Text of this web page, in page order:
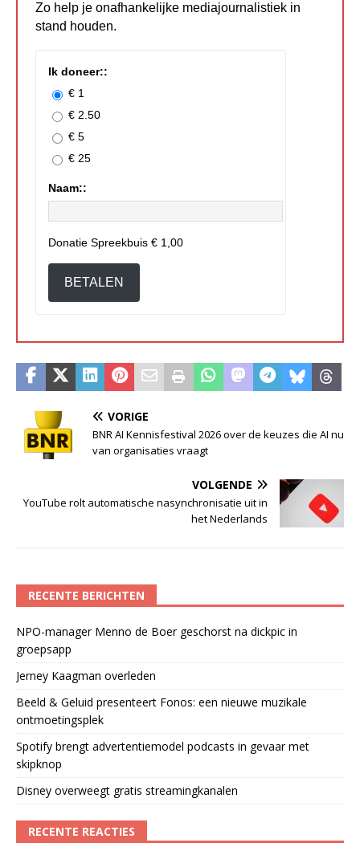
Zo help je onafhankelijke mediajournalistiek in
stand houden.
Ik doneer::
€ 1
€ 2.50
€ 5
€ 25
Naam::
Donatie Spreekbuis € 1,00
BETALEN
VORIGE
BNR AI Kennisfestival 2026 over de keuzes die AI nu
van organisaties vraagt
VOLGENDE
YouTube rolt automatische nasynchronisatie uit in
het Nederlands
RECENTE BERICHTEN
NPO-manager Menno de Boer geschorst na dickpic in
groepsapp
Jerney Kaagman overleden
Beeld & Geluid presenteert Fonos: een nieuwe muzikale
ontmoetingsplek
Spotify brengt advertentiemodel podcasts in gevaar met
skipknop
Disney overweegt gratis streamingkanalen
RECENTE REACTIES